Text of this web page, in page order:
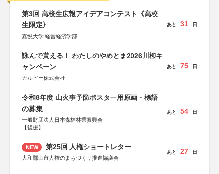
第3回 高校生広報アイデアコンテスト《高校
生限定》
嘉悦大学 経営経済学部
あと 31 日
詠んで貰える！ わたしのやめとま2026川柳キ
ャンペーン
カルビー株式会社
あと 75 日
令和8年度 山火事予防ポスター用原画・標語
の募集
一般財団法人日本森林林業振興会
【後援】
会、森林火災対策協会
あと 54 日
NEW 第25回 人権ショートレター
大和郡山市人権のまちづくり推進協議会
あと 27 日